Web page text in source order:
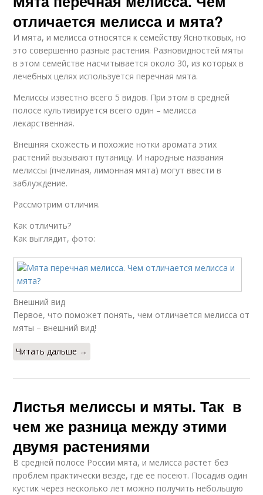
отличается мелисса и мята?
И мята, и мелисса относятся к семейству Яснотковых, но
это совершенно разные растения. Разновидностей мяты
в этом семействе насчитывается около 30, из которых в
лечебных целях используется перечная мята.
Мелиссы известно всего 5 видов. При этом в средней
полосе культивируется всего один – мелисса
лекарственная.
Внешняя схожесть и похожие нотки аромата этих
растений вызывают путаницу. И народные названия
мелиссы (пчелиная, лимонная мята) могут ввести в
заблуждение.
Рассмотрим отличия.
Как отличить?
Как выглядит, фото:
Внешний вид
Первое, что поможет понять, чем отличается мелисса от
мяты – внешний вид!
Читать дальше →
Листья мелиссы и мяты. Так в
чем же разница между этими
двумя растениями
В средней полосе России мята, и мелисса растет без
проблем практически везде, где ее посеют. Посадив один
кустик через несколько лет можно получить небольшую